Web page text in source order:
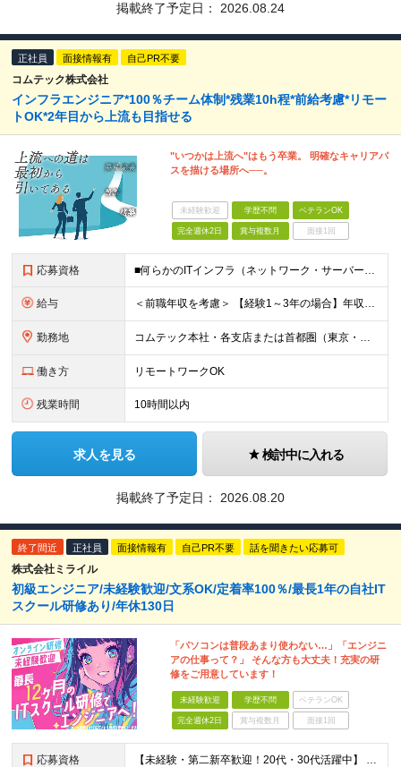
掲載終了予定日： 2026.08.24
正社員 面接情報有 自己PR不要
コムテック株式会社
インフラエンジニア*100％チーム体制*残業10h程*前給考慮*リモー
トOK*2年目から上流も目指せる
"いつかは上流へ"はもう卒業。 明確なキャリアパ
スを描ける場所へ──。
未経験歓迎 学歴不問 ベテランOK
完全週休2日 賞与複数月 面接1回
応募資格 ■何らかのITインフラ（ネットワーク・サーバー等）の運用・保守・監視経験をお持ちの方 ■学歴不問 ＜以下のような方を歓迎します＞ ■早期から上流工程にチャレンジしていきたい方 ■チームワークを大切に
給与 ＜前職年収を考慮＞ 【経験1～3年の場合】年収410万円～464万円 月給29万6000円～月給33万5500円+賞与年2回（6・12月） ※みなし残業代（10時間分／2万2000円～2万3500円）
勤務地 コムテック本社・各支店または首都圏（東京・神奈川・埼玉・千葉）のクライアント様のワークスペースにて勤務いただきます。 ＜各拠点について＞ ■東京本社／東京都港区芝浦1-2-1 シーバンスＮ館10F
働き方 リモートワークOK
残業時間 10時間以内
求人を見る 検討中に入れる
掲載終了予定日： 2026.08.20
終了間近 正社員 面接情報有 自己PR不要 話を聞きたい応募可
株式会社ミライル
初級エンジニア/未経験歓迎/文系OK/定着率100％/最長1年の自社IT
スクール研修あり/年休130日
「パソコンは普段あまり使わない…」「エンジニ
アの仕事って？」 そんな方も大丈夫！充実の研
修をご用意しています！
未経験歓迎 学歴不問 ベテランOK
完全週休2日 賞与複数月 面接1回
応募資格 【未経験・第二新卒歓迎！20代・30代活躍中】 ★意欲・人柄重視の採用を実施！ ◆学歴不問 ◆社会人未経験もOK ～こんな方にオススメです～ ◎エンジニアに興味・関心のある方 ◎正社員デビューを叶え